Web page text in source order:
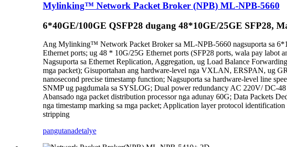
Mylinking™ Network Packet Broker (NPB) ML-NPB-5660
6*40GE/100GE QSFP28 dugang 48*10GE/25GE SFP28,
Ang Mylinking™ Network Packet Broker sa ML-NPB-5660 nagsuporta sa
Ethernet ports; ug 48 * 10G/25G Ethernet ports (SFP28 ports, wala pay
Nagsuporta sa Ethernet Replication, Aggregation, ug Load Balance
mga packet); Gisuportahan ang hardware-level nga VXLAN, ERSPAN, ug
nanosecond precise timestamp function; Nagsuporta sa hardware-level line
SNMP ug pagdumala sa SYSLOG; Dual power redundancy AC 220V/ DC-
Abansado nga packet distribution processor nga adunay 60G; Data Packets
nga timestamp marking sa mga packet; Application layer protocol
stripping
pangutanadetalye